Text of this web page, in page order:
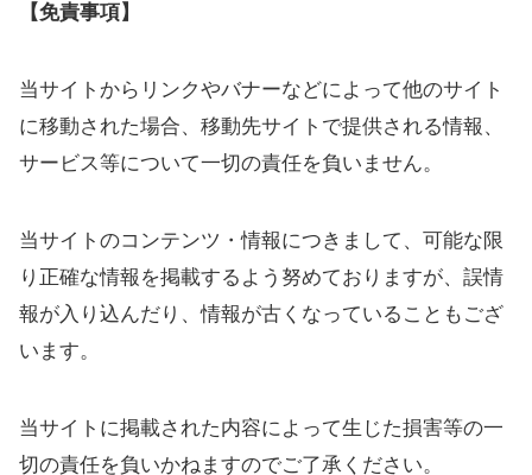
【免責事項】
当サイトからリンクやバナーなどによって他のサイト
に移動された場合、移動先サイトで提供される情報、
サービス等について一切の責任を負いません。
当サイトのコンテンツ・情報につきまして、可能な限
り正確な情報を掲載するよう努めておりますが、誤情
報が入り込んだり、情報が古くなっていることもござ
います。
当サイトに掲載された内容によって生じた損害等の一
切の責任を負いかねますのでご了承ください。